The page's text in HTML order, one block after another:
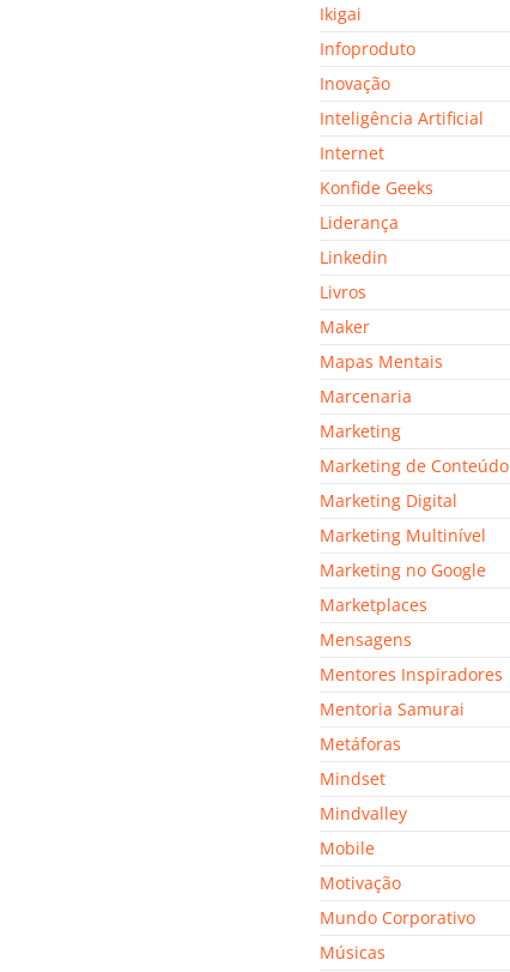
Ikigai
Infoproduto
Inovação
Inteligência Artificial
Internet
Konfide Geeks
Liderança
Linkedin
Livros
Maker
Mapas Mentais
Marcenaria
Marketing
Marketing de Conteúdo
Marketing Digital
Marketing Multinível
Marketing no Google
Marketplaces
Mensagens
Mentores Inspiradores
Mentoria Samurai
Metáforas
Mindset
Mindvalley
Mobile
Motivação
Mundo Corporativo
Músicas